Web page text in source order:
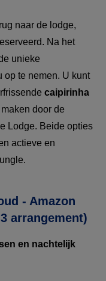
naar de lodge,
Na het
unieke
op te nemen. U kunt
caipirinha
door de
Lodge. Beide opties
actieve en
- Amazon
arrangement)
en nachtelijk